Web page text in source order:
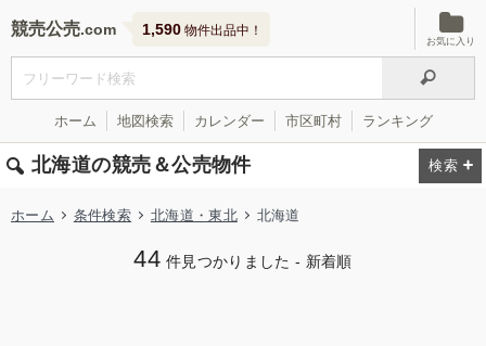
競売公売 1,590 物件出品中！
お気に入り
ホーム 地図検索 カレンダー 市区町村 ランキング
北海道の競売＆公売物件
ホーム 条件検索 北海道・東北 北海道
44 件見つかりました - 新着順